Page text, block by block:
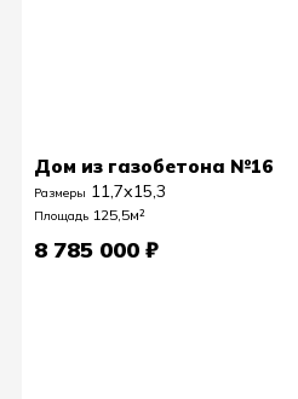
Дом из газобетона №16
Размеры 11,7х15,3
Площадь 125,5м²
8 785 000 ₽